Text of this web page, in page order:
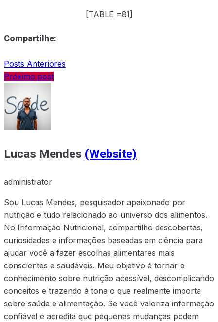
[TABLE =81]
Compartilhe:
Posts Anteriores
Próximo post
Lucas Mendes (Website)
administrator
Sou Lucas Mendes, pesquisador apaixonado por
nutrição e tudo relacionado ao universo dos alimentos.
No Informação Nutricional, compartilho descobertas,
curiosidades e informações baseadas em ciência para
ajudar você a fazer escolhas alimentares mais
conscientes e saudáveis. Meu objetivo é tornar o
conhecimento sobre nutrição acessível, descomplicando
conceitos e trazendo à tona o que realmente importa
sobre saúde e alimentação. Se você valoriza informação
confiável e acredita que pequenas mudanças podem